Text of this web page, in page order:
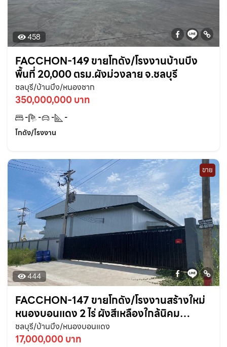
458
FACCHON-149 ขายโกดัง/โรงงานบ้านบึง
พื้นที่ 20,000 ตรม.ผังม่วงลาย จ.ชลบุรี
ชลบุรี/บ้านบึง/หนองชาก
350,000,000 บาท
- - -
-
โกดัง/โรงงาน
ขาย
444
FACCHON-147 ขายโกดัง/โรงงานสร้างใหม่
หนองบอนแดง 2 ไร่ ผังสีเหลืองใกล้นิคม
อมตะ13กม. อ.บ้านบึง ชลบุรี
ชลบุรี/บ้านบึง/หนองบอนแดง
17,000,000 บาท